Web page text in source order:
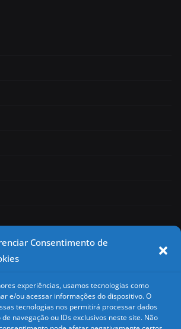
Consentimento de
experiências, usamos tecnologias como
e/ou acessar informações do dispositivo. O
tecnologias nos permitirá processar dados
navegação ou IDs exclusivos neste site. Não